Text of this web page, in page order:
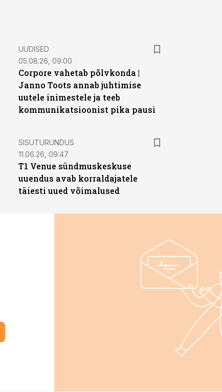
UUDISED
05.08.26, 09:00
Corpore vahetab põlvkonda |
Janno Toots annab juhtimise
uutele inimestele ja teeb
kommunikatsioonist pika pausi
ST
SISUTURUNDUS
11.06.26, 09:47
T1 Venue sündmuskeskuse
uuendus avab korraldajatele
täiesti uued võimalused